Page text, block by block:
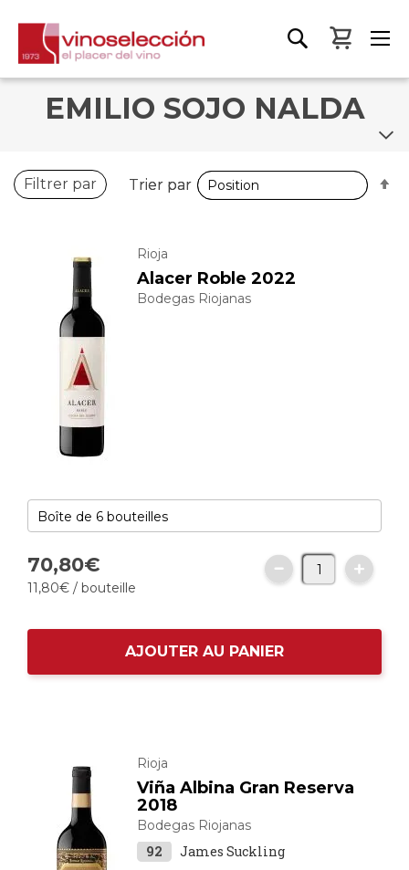
Mon
EMILIO SOJO NALDA
Rioja
Alacer Roble 2022
Bodegas Riojanas
70,80€
11,80€ / bouteille
AJOUTER AU PANIER
Rioja
Viña Albina Gran Reserva
2018
Bodegas Riojanas
92 James Suckling
Filtrer par Trier par
Trier par